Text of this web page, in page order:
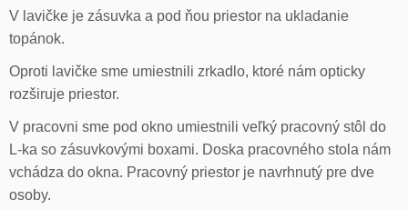
V lavičke je zásuvka a pod ňou priestor na ukladanie
topánok.
Oproti lavičke sme umiestnili zrkadlo, ktoré nám opticky
rozširuje priestor.
V pracovni sme pod okno umiestnili veľký pracovný stôl do
L-ka so zásuvkovými boxami. Doska pracovného stola nám
vchádza do okna. Pracovný priestor je navrhnutý pre dve
osoby.